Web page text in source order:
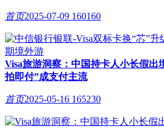
首页2025-07-09 160160
Visa旅游洞察：中国持卡人小长假出
拍即付”成支付主流
首页2025-05-16 165230